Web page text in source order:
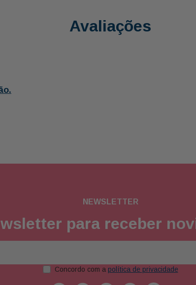
Avaliações
NEWSLETTER
para receber
Concordo com a política de privacidade